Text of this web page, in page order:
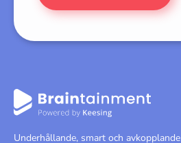
Underhållande, smart och avkopplande